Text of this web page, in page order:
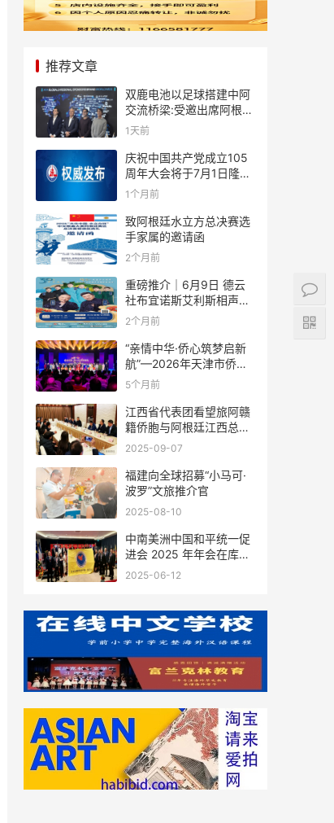
推荐文章
双鹿电池以足球搭建中阿
交流桥梁:受邀出席阿根廷
足协赞助商招待会！
1天前
庆祝中国共产党成立105
周年大会将于7月1日隆重
举行
1个月前
致阿根廷水立方总决赛选
手家属的邀请函
2个月前
重磅推介｜6月9日 德云
社布宜诺斯艾利斯相声专
场！国风曲艺邂逅南美风
结！
2个月前
“亲情中华·侨心筑梦启新
航”—2026年天津市侨界
新春联谊活动成功举办
5个月前
江西省代表团看望旅阿赣
籍侨胞与阿根廷江西总商
会座谈
2025-09-07
福建向全球招募“小马可·
波罗”文旅推介官
2025-08-10
中南美洲中国和平统一促
进会 2025 年年会在库拉
索圆满举行，共绘反“独”
2025-06-12